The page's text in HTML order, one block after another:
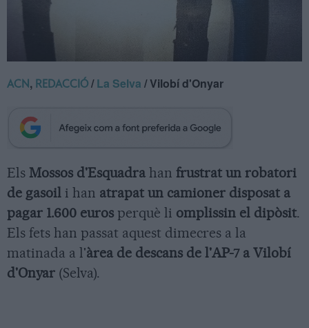
ACN, REDACCIÓ /La Selva / Vilobí d'Onyar
Els Mossos d'Esquadra han frustrat un robatori
de gasoil i han atrapat un camioner disposat a
pagar 1.600 euros perquè li omplissin el dipòsit.
Els fets han passat aquest dimecres a la
matinada a l'àrea de descans de l'AP-7 a Vilobí
d'Onyar (Selva).